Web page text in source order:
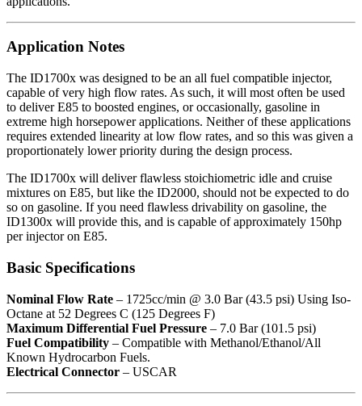
Application Notes
The ID1700x was designed to be an all fuel compatible injector,
capable of very high flow rates. As such, it will most often be used
to deliver E85 to boosted engines, or occasionally, gasoline in
extreme high horsepower applications. Neither of these applications
requires extended linearity at low flow rates, and so this was given a
proportionately lower priority during the design process.
The ID1700x will deliver flawless stoichiometric idle and cruise
mixtures on E85, but like the ID2000, should not be expected to do
so on gasoline. If you need flawless drivability on gasoline, the
ID1300x will provide this, and is capable of approximately 150hp
per injector on E85.
Basic Specifications
Nominal Flow Rate – 1725cc/min @ 3.0 Bar (43.5 psi) Using Iso-
Octane at 52 Degrees C (125 Degrees F)
Maximum Differential Fuel Pressure – 7.0 Bar (101.5 psi)
Fuel Compatibility – Compatible with Methanol/Ethanol/All
Known Hydrocarbon Fuels.
Electrical Connector – USCAR